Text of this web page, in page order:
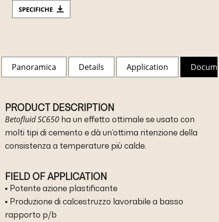
SPECIFICHE
Panoramica Details Application
PRODUCT DESCRIPTION
Betofluid SC650 ha un effetto ottimale se usato con
molti tipi di cemento e dà un’ottima ritenzione della
consistenza a temperature più calde.
FIELD OF APPLICATION
▪ Potente azione plastificante
▪ Produzione di calcestruzzo lavorabile a basso
rapporto p/b